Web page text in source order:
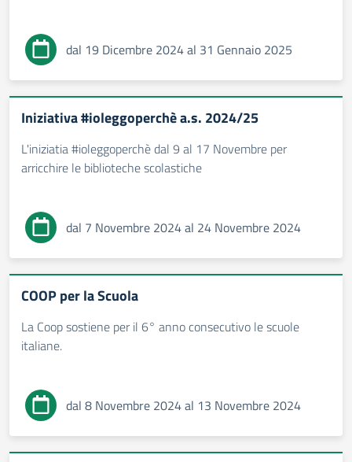
dal 19 Dicembre 2024 al 31 Gennaio 2025
Iniziativa #ioleggoperchè a.s. 2024/25
L'iniziatia #ioleggoperchè dal 9 al 17 Novembre per
arricchire le biblioteche scolastiche
dal 7 Novembre 2024 al 24 Novembre 2024
COOP per la Scuola
La Coop sostiene per il 6° anno consecutivo le scuole
italiane.
dal 8 Novembre 2024 al 13 Novembre 2024